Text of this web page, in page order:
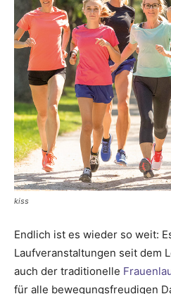
kiss
Endlich ist es wieder so weit:
Laufveranstaltungen seit dem
auch der traditionelle
für alle ­bewegungsfreudigen